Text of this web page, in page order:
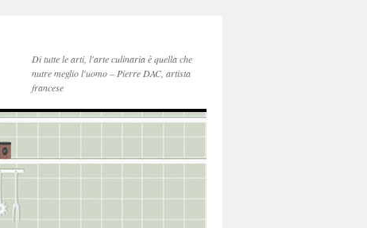
Di tutte le arti, l'arte culinaria è quella che
nutre meglio l'uomo – Pierre DAC, artista
francese